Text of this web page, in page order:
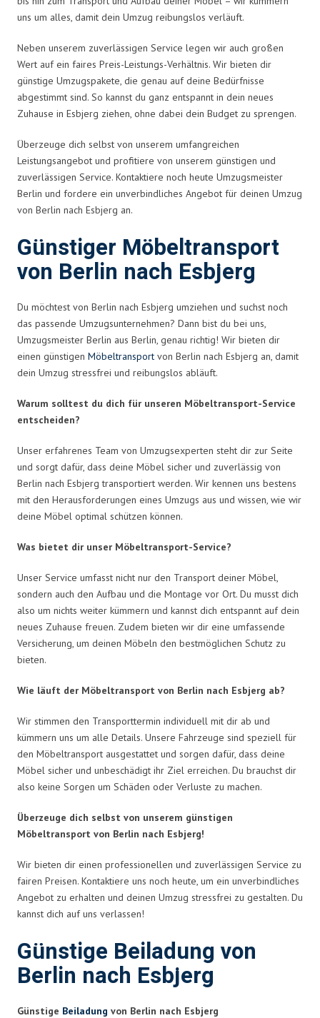
uns um alles, damit dein Umzug reibungslos verläuft.
Neben unserem zuverlässigen Service legen wir auch großen
Wert auf ein faires Preis-Leistungs-Verhältnis. Wir bieten dir
günstige Umzugspakete, die genau auf deine Bedürfnisse
abgestimmt sind. So kannst du ganz entspannt in dein neues
Zuhause in Esbjerg ziehen, ohne dabei dein Budget zu sprengen.
Überzeuge dich selbst von unserem umfangreichen
Leistungsangebot und profitiere von unserem günstigen und
zuverlässigen Service. Kontaktiere noch heute Umzugsmeister
Berlin und fordere ein unverbindliches Angebot für deinen Umzug
von Berlin nach Esbjerg an.
Günstiger Möbeltransport
von Berlin nach Esbjerg
Du möchtest von Berlin nach Esbjerg umziehen und suchst noch
das passende Umzugsunternehmen? Dann bist du bei uns,
Umzugsmeister Berlin aus Berlin, genau richtig! Wir bieten dir
einen günstigen Möbeltransport von Berlin nach Esbjerg an, damit
dein Umzug stressfrei und reibungslos abläuft.
Warum solltest du dich für unseren Möbeltransport-Service
entscheiden?
Unser erfahrenes Team von Umzugsexperten steht dir zur Seite
und sorgt dafür, dass deine Möbel sicher und zuverlässig von
Berlin nach Esbjerg transportiert werden. Wir kennen uns bestens
mit den Herausforderungen eines Umzugs aus und wissen, wie wir
deine Möbel optimal schützen können.
Was bietet dir unser Möbeltransport-Service?
Unser Service umfasst nicht nur den Transport deiner Möbel,
sondern auch den Aufbau und die Montage vor Ort. Du musst dich
also um nichts weiter kümmern und kannst dich entspannt auf dein
neues Zuhause freuen. Zudem bieten wir dir eine umfassende
Versicherung, um deinen Möbeln den bestmöglichen Schutz zu
bieten.
Wie läuft der Möbeltransport von Berlin nach Esbjerg ab?
Wir stimmen den Transporttermin individuell mit dir ab und
kümmern uns um alle Details. Unsere Fahrzeuge sind speziell für
den Möbeltransport ausgestattet und sorgen dafür, dass deine
Möbel sicher und unbeschädigt ihr Ziel erreichen. Du brauchst dir
also keine Sorgen um Schäden oder Verluste zu machen.
Überzeuge dich selbst von unserem günstigen
Möbeltransport von Berlin nach Esbjerg!
Wir bieten dir einen professionellen und zuverlässigen Service zu
fairen Preisen. Kontaktiere uns noch heute, um ein unverbindliches
Angebot zu erhalten und deinen Umzug stressfrei zu gestalten. Du
kannst dich auf uns verlassen!
Günstige Beiladung von
Berlin nach Esbjerg
Günstige Beiladung von Berlin nach Esbjerg